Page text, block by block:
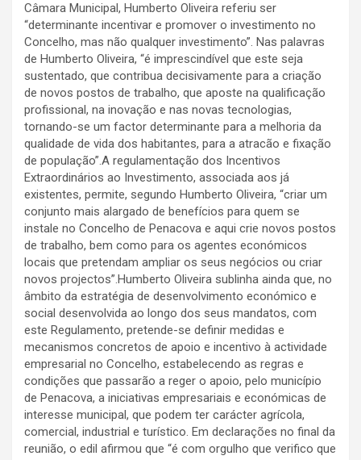
Câmara Municipal, Humberto Oliveira referiu ser
“determinante incentivar e promover o investimento no
Concelho, mas não qualquer investimento”. Nas palavras
de Humberto Oliveira, “é imprescindível que este seja
sustentado, que contribua decisivamente para a criação
de novos postos de trabalho, que aposte na qualificação
profissional, na inovação e nas novas tecnologias,
tornando-se um factor determinante para a melhoria da
qualidade de vida dos habitantes, para a atracão e fixação
de população”.A regulamentação dos Incentivos
Extraordinários ao Investimento, associada aos já
existentes, permite, segundo Humberto Oliveira, “criar um
conjunto mais alargado de benefícios para quem se
instale no Concelho de Penacova e aqui crie novos postos
de trabalho, bem como para os agentes económicos
locais que pretendam ampliar os seus negócios ou criar
novos projectos”.Humberto Oliveira sublinha ainda que, no
âmbito da estratégia de desenvolvimento económico e
social desenvolvida ao longo dos seus mandatos, com
este Regulamento, pretende-se definir medidas e
mecanismos concretos de apoio e incentivo à actividade
empresarial no Concelho, estabelecendo as regras e
condições que passarão a reger o apoio, pelo município
de Penacova, a iniciativas empresariais e económicas de
interesse municipal, que podem ter carácter agrícola,
comercial, industrial e turístico. Em declarações no final da
reunião, o edil afirmou que “é com orgulho que verifico que